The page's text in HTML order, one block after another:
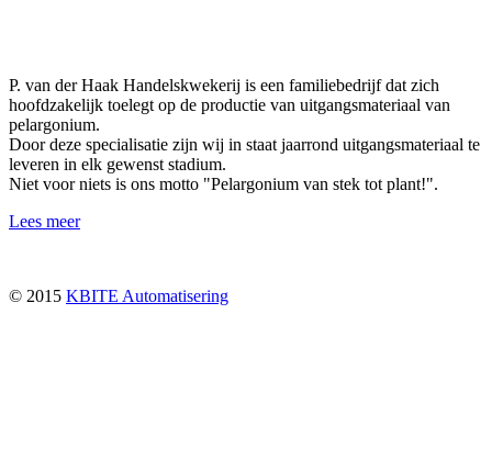
P. van der Haak Handelskwekerij is een familiebedrijf dat zich
hoofdzakelijk toelegt op de productie van uitgangsmateriaal van
pelargonium.
Door deze specialisatie zijn wij in staat jaarrond uitgangsmateriaal te
leveren in elk gewenst stadium.
Niet voor niets is ons motto "Pelargonium van stek tot plant!".
Lees meer
© 2015 KBITE Automatisering